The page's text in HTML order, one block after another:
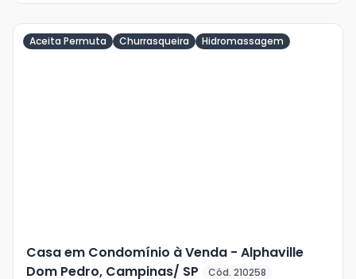
Aceita Permuta Churrasqueira Hidromassagem
Casa em Condomínio à Venda - Alphaville
Dom Pedro, Campinas/ SP
Cód. 210258